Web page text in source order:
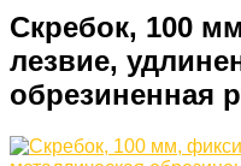
Скребок, 100
лезвие,
обрезиненная